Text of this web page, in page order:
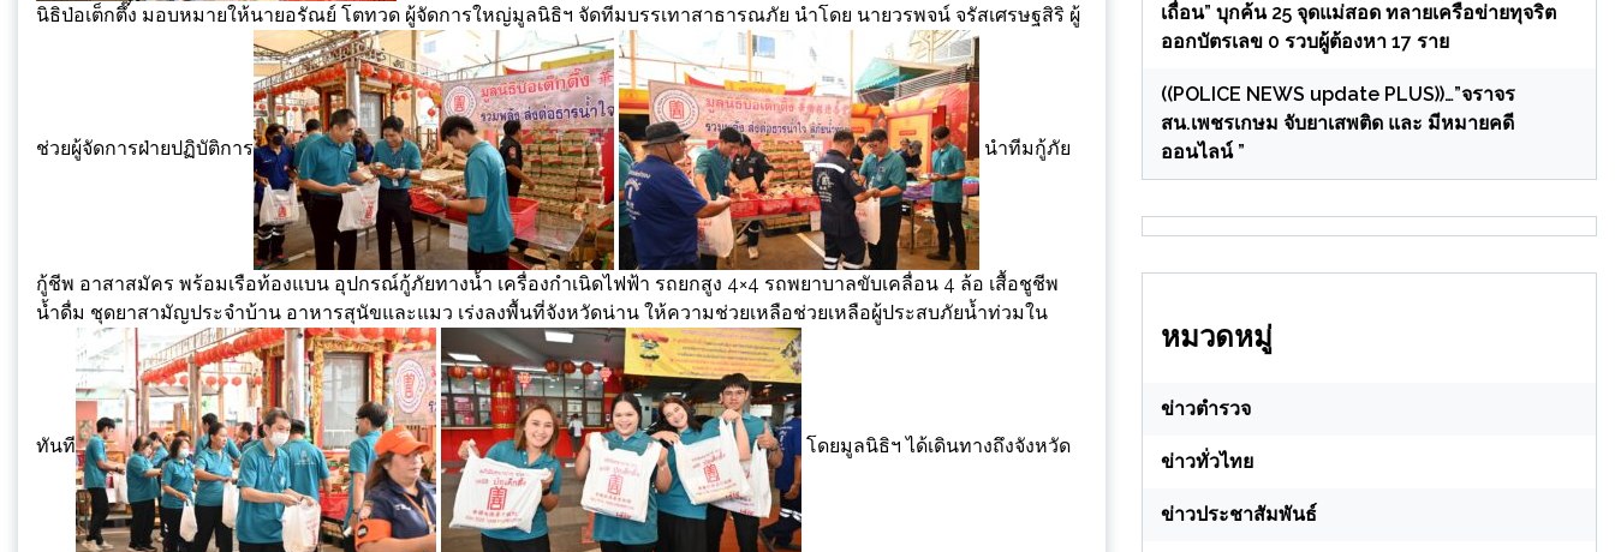
นิธิป่อเต็กตึ๊ง มอบหมายให้นายอรัณย์ โตทวด ผู้จัดการใหญ่มูลนิธิฯ จัดทีมบรรเทาสาธารณภัย นำโดย นายวรพจน์ จรัสเศรษฐสิริ ผู้
ช่วยผู้จัดการฝ่ายปฏิบัติการ นำทีมกู้ภัย
กู้ชีพ อาสาสมัคร พร้อมเรือท้องแบน อุปกรณ์กู้ภัยทางน้ำ เครื่องกำเนิดไฟฟ้า รถยกสูง 4×4 รถพยาบาลขับเคลื่อน 4 ล้อ เสื้อชูชีพ
น้ำดื่ม ชุดยาสามัญประจำบ้าน อาหารสุนัขและแมว เร่งลงพื้นที่จังหวัดน่าน ให้ความช่วยเหลือช่วยเหลือผู้ประสบภัยน้ำท่วมใน
ทันที โดยมูลนิธิฯ ได้เดินทางถึงจังหวัด
เถื่อน” บุกค้น 25 จุดแม่สอด ทลายเครือข่ายทุจริต
ออกบัตรเลข 0 รวบผู้ต้องหา 17 ราย
((POLICE NEWS update PLUS))…”จราจร
สน.เพชรเกษม จับยาเสพติด และ มีหมายคดี
ออนไลน์ ”
หมวดหมู่
ข่าวตำรวจ
ข่าวทั่วไทย
ข่าวประชาสัมพันธ์